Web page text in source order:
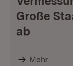
Große
ab
Mehr